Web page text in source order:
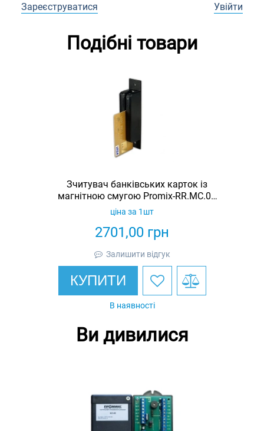
Зареєструватися Увійти
Подібні товари
Зчитувач банківських карток із
магнітною смугою Promix-RR.MC.01
(KZ-1121)
2701,00 грн
ціна за 1шт
Залишити відгук
КУПИТИ
В наявності
Ви дивилися